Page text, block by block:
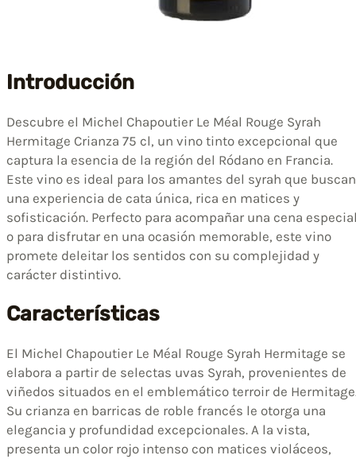
Introducción
Descubre el Michel Chapoutier Le Méal Rouge Syrah
Hermitage Crianza 75 cl, un vino tinto excepcional que
captura la esencia de la región del Ródano en Francia.
Este vino es ideal para los amantes del syrah que buscan
una experiencia de cata única, rica en matices y
sofisticación. Perfecto para acompañar una cena
o para disfrutar en una ocasión memorable, este vino
promete deleitar los sentidos con su complejidad y
carácter distintivo.
Características
El Michel Chapoutier Le Méal Rouge Syrah Hermitage se
elabora a partir de selectas uvas Syrah, provenientes de
viñedos situados en el emblemático terroir de
Su crianza en barricas de roble francés le otorga una
elegancia y profundidad excepcionales. A la vista,
presenta un color rojo intenso con matices violáceos,